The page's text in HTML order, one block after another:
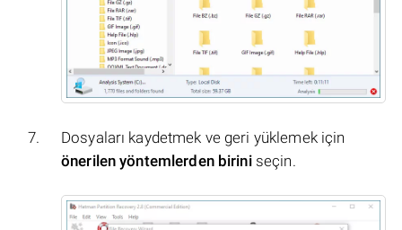
Dosyaları kaydetmek ve geri yüklemek için
önerilen yöntemlerden biriniseçin.